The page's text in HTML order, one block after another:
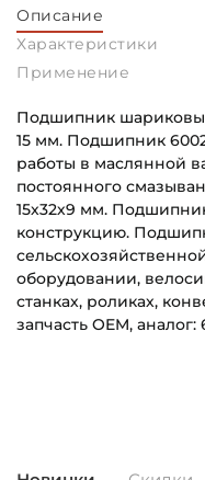
Описание
Характеристики
Применение
Подшипник
15 мм. Подшипник
работы в маслянной
постоянного
15х32х9 мм.
конструкцию.
оборудовании,
станках, роликах,
запчасть OEM, аналог: